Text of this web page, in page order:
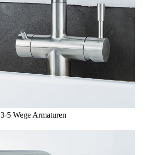
3-5 Wege Armaturen